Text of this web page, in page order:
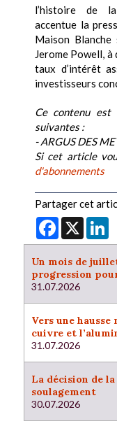
l’histoire de
accentue la
Maison
Jerome Powell, à
taux d’intérêt
investisseurs
Ce contenu est
suivantes :
- ARGUS DES
Si cet article
d'abonnements
Partager cet
Facebook
X
Un mois de
progression
31.07.2026
Vers une
cuivre et
31.07.2026
La décision de
soulagement
30.07.2026